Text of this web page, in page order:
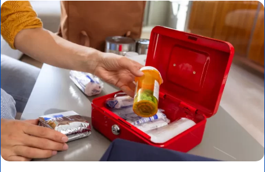
إلكترونيا